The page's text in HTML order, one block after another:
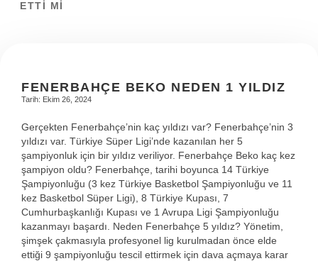
Hakkımızda
ETTI MI
FENERBAHÇE BEKO NEDEN 1 YILDIZ
Tarih: Ekim 26, 2024
Gerçekten Fenerbahçe’nin kaç yıldızı var? Fenerbahçe’nin 3
yıldızı var. Türkiye Süper Ligi’nde kazanılan her 5
şampiyonluk için bir yıldız veriliyor. Fenerbahçe Beko kaç kez
şampiyon oldu? Fenerbahçe, tarihi boyunca 14 Türkiye
Şampiyonluğu (3 kez Türkiye Basketbol Şampiyonluğu ve 11
kez Basketbol Süper Ligi), 8 Türkiye Kupası, 7
Cumhurbaşkanlığı Kupası ve 1 Avrupa Ligi Şampiyonluğu
kazanmayı başardı. Neden Fenerbahçe 5 yıldız? Yönetim,
şimşek çakmasıyla profesyonel lig kurulmadan önce elde
ettiği 9 şampiyonluğu tescil ettirmek için dava açmaya karar